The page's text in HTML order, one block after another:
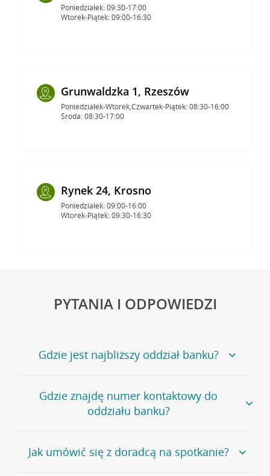
Poniedziałek: 09:30-17:00
Wtorek-Piątek: 09:00-16:30
Grunwaldzka 1, Rzeszów
Poniedziałek-Wtorek,Czwartek-Piątek: 08:30-16:00
Środa: 08:30-17:00
Rynek 24, Krosno
Poniedziałek: 09:00-16:00
Wtorek-Piątek: 09:30-16:30
PYTANIA I ODPOWIEDZI
Gdzie jest najbliższy oddział banku?
Jeśli szukasz oddziału naszego banku, zapraszamy na
stronęPlacówki i bankomaty, na której znajduje się
wygodna wyszukiwarka.
oddziałów
Gdzie znajdę numer kontaktowy do
oddziału banku?
Bank Credit Agricole nie udostępnia ogólnego numeru
telefonu do placówki bankowej.
Jak umówić się z doradcą na spotkanie?